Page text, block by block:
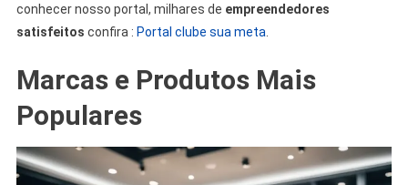
conhecer nosso portal, milhares de empreendedores
satisfeitos confira : Portal clube sua meta
Marcas e Produtos Mais
Populares